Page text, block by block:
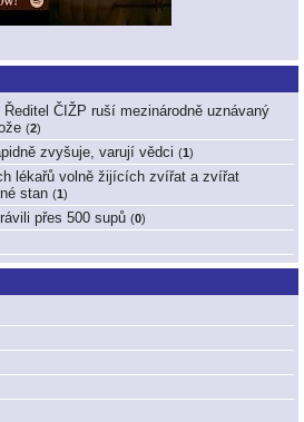
ČIŽP ruší mezinárodně uznávaný
(2)
zvyšuje, varují vědci (1 )
lékařů volně žijících zvířat a zvířat
stan (1 )
přes 500 supů (0)